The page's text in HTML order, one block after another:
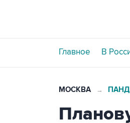
Главное В
МОСКВА →